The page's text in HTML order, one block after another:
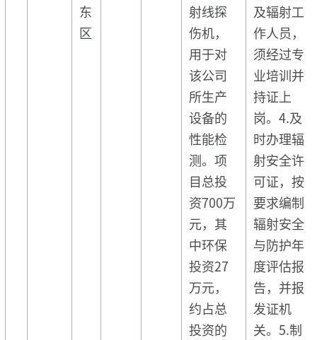
东
区
射线探
伤机，
用于对
该公司
所生产
设备的
性能检
测。项
目总投
资700万
元，其
中环保
投资27
万元，
约占总
投资的
及辐射工
作人员，
须经过专
业培训并
持证上
岗。4.及
时办理辐
射安全许
可证，按
要求编制
辐射安全
与防护年
度评估报
告，并报
发证机
关。5.制